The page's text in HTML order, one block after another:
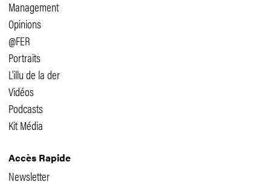
Management
Opinions
@FER
Portraits
L'illu de la der
Vidéos
Podcasts
Kit Média
Accès Rapide
Newsletter